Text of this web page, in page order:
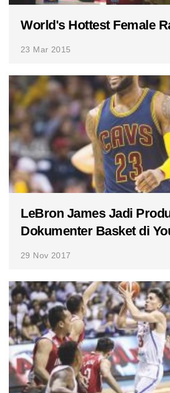
World's Hottest Female
23 Mar 2015
LeBron James Jadi
Dokumenter Basket di
29 Nov 2017